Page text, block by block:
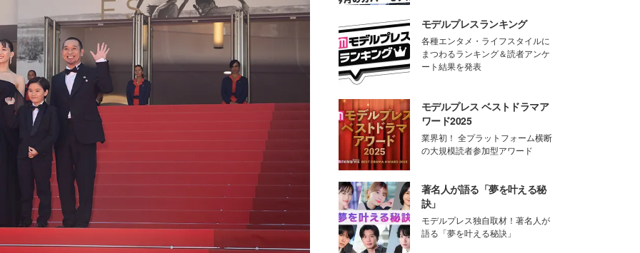
モデルプレスランキング
各種エンタメ・ライフスタイルに
まつわるランキング＆読者アンケ
ート結果を発表
モデルプレス ベストドラマア
ワード2025
業界初！ 全プラットフォーム横断
の大規模読者参加型アワード
著名人が語る「夢を叶える秘
訣」
モデルプレス独自取材！著名人が
語る「夢を叶える秘訣」